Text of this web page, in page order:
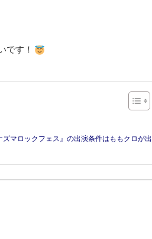
です！
マロックフェス』の出演条件はももクロが出